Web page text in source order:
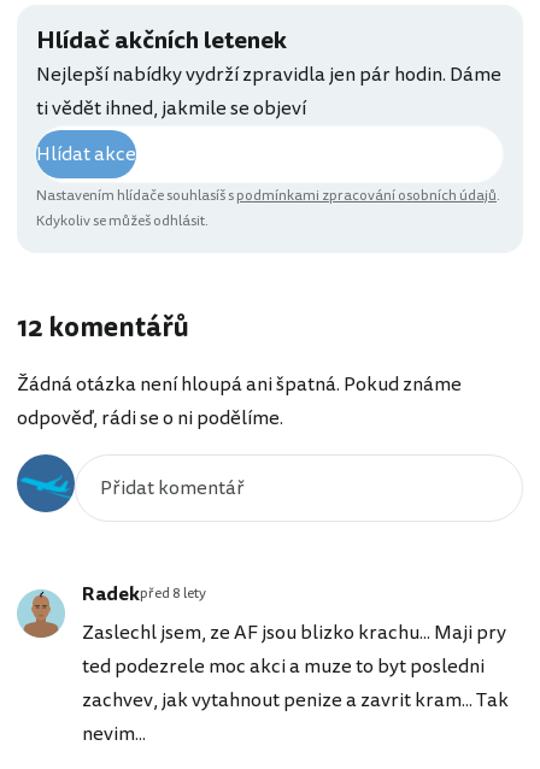
Hlídač akčních letenek
Nejlepší nabídky vydrží zpravidla jen pár hodin. Dáme
ti vědět ihned, jakmile se objeví
Hlídat akce
Nastavením hlídače souhlasíš spodmínkami zpracování osobních údajů.
Kdykoliv se můžeš odhlásit.
12 komentářů
Žádná otázka není hloupá ani špatná. Pokud známe
odpověď, rádi se o ni podělíme.
Radekpřed 8 lety
Zaslechl jsem, ze AF jsou blizko krachu... Maji pry
ted podezrele moc akci a muze to byt posledni
zachvev, jak vytahnout penize a zavrit kram... Tak
nevim...